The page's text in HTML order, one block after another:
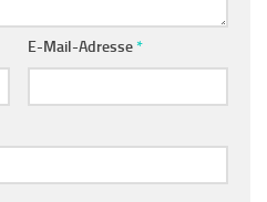
E-Mail-Adresse*